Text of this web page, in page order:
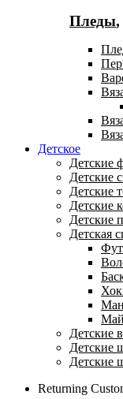
Пледы,
Детское
Детские
Детские
Детские
Детские
Детские
Детская
Детские
Детские
Детские
Returning